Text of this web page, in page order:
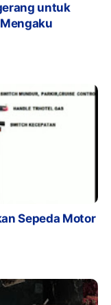
untuk
Sepeda Motor